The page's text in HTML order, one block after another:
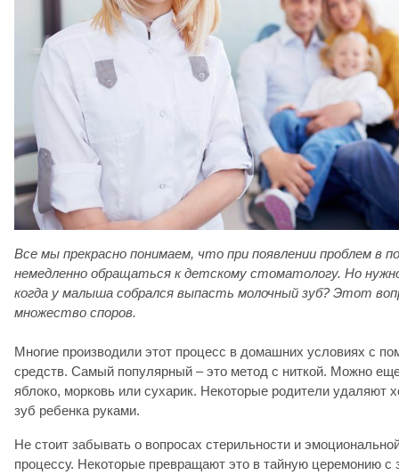
Все мы прекрасно понимаем, что при появлении проблем в
немедленно обращаться кдетскому стоматологу. Но
когда у малыша собрался выпасть молочный зуб? Этот
множество споров.
Многие производили этот процесс в домашних условиях с
средств. Самый популярный – это метод с ниткой. Можно
яблоко, морковь или сухарик. Некоторые родители удаляют
зуб ребенка руками.
Не стоит забывать о вопросах стерильности и
процессу. Некоторые превращают это в тайную церемонию